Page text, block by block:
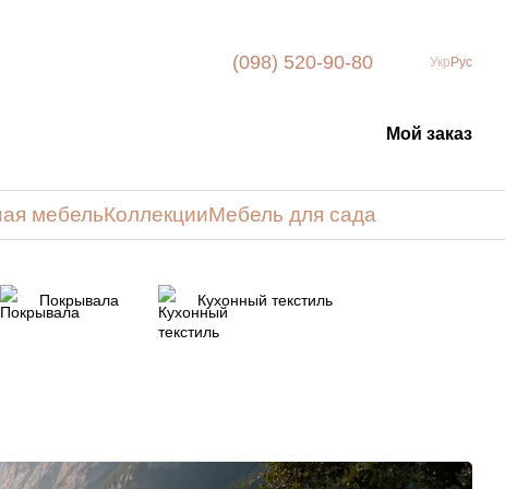
(098) 520-90-80 Укр Рус
Мой заказ
мебельКоллекцииМебель для сада
Покрывала Кухонный текстиль